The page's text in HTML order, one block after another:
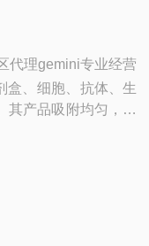
代理gemini专业经营
盒、细胞、抗体、生
其产品吸附均匀，吸